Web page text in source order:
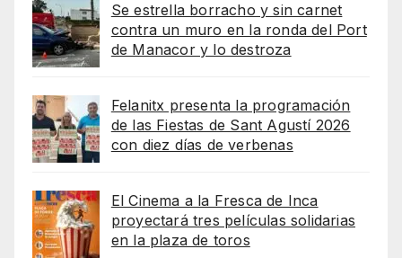
Se estrella borracho y sin carnet
contra un muro en la ronda del Port
de Manacor y lo destroza
Felanitx presenta la programación
de las Fiestas de Sant Agustí 2026
con diez días de verbenas
El Cinema a la Fresca de Inca
proyectará tres películas solidarias
en la plaza de toros